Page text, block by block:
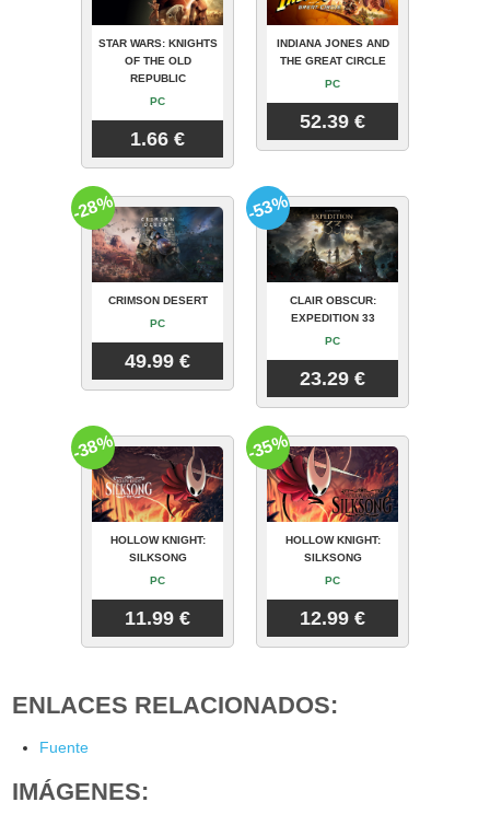
STAR WARS: KNIGHTS
OF THE OLD
REPUBLIC
PC
1.66 €
INDIANA JONES AND
THE GREAT CIRCLE
PC
52.39 €
CRIMSON DESERT
PC
49.99 €
-28%
CLAIR OBSCUR:
EXPEDITION 33
PC
23.29 €
-53%
HOLLOW KNIGHT:
SILKSONG
PC
11.99 €
-38%
HOLLOW KNIGHT:
SILKSONG
PC
12.99 €
-35%
ENLACES RELACIONADOS:
Fuente
IMÁGENES: